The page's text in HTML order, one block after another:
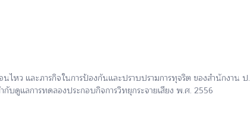
อนไหว และภารกิจในการป้องกันและปราบปรามการทุจริต ของสำนักงา
บดูแลการทดลองประกอบกิจการวิทยุกระจายเสียง พ.ศ. 2556